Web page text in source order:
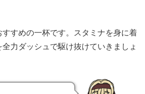
すめの一杯です。スタミナを身に着
力ダッシュで駆け抜けていきましょ